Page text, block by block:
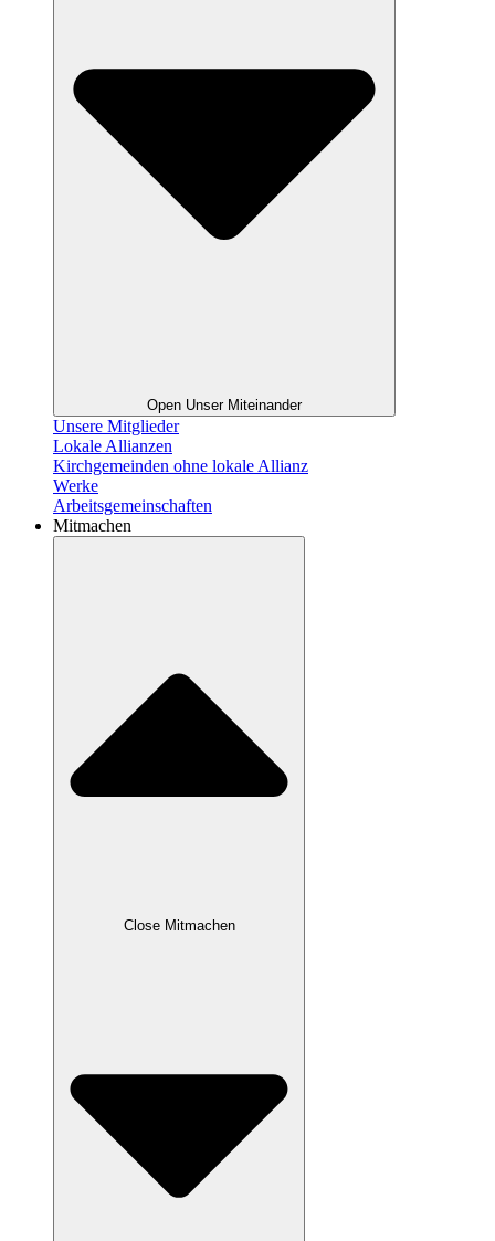
Open Unser Miteinander
Unsere Mitglieder
Lokale Allianzen
Kirchgemeinden ohne lokale Allianz
Werke
Arbeitsgemeinschaften
Mitmachen
Close Mitmachen